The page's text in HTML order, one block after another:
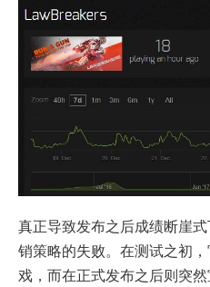
真正导致发布之后成绩断崖
销策略的失败。在测试之初
戏，而在正式发布之后则突